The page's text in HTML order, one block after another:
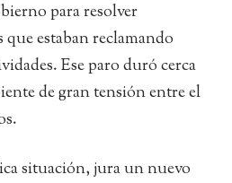
para resolver
estaban reclamando
Ese paro duró cerca
de gran tensión entre el
situación, jura un nuevo